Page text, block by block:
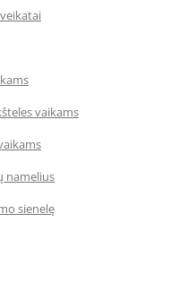
vaikams
namelius
sienelę